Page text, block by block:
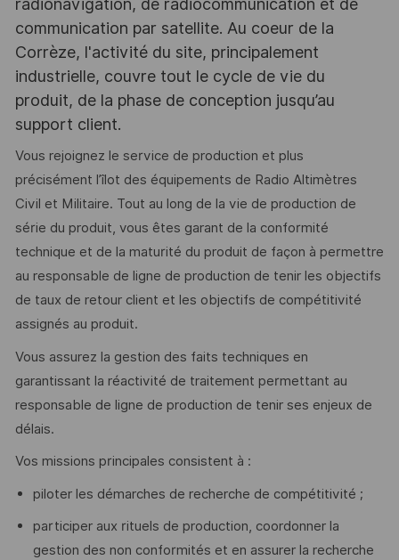
radionavigation, de radiocommunication et de
communication par satellite. Au coeur de la
Corrèze, l'activité du site, principalement
industrielle, couvre tout le cycle de vie du
produit, de la phase de conception jusqu’au
support client.
Vous rejoignez le service de production et plus
précisément l’îlot des équipements de Radio Altimètres
Civil et Militaire. Tout au long de la vie de production de
série du produit, vous êtes garant de la conformité
technique et de la maturité du produit de façon à permettre
au responsable de ligne de production de tenir les objectifs
de taux de retour client et les objectifs de compétitivité
assignés au produit.
Vous assurez la gestion des faits techniques en
garantissant la réactivité de traitement permettant au
responsable de ligne de production de tenir ses enjeux de
délais.
Vos missions principales consistent à :
piloter les démarches de recherche de compétitivité ;
participer aux rituels de production, coordonner la
gestion des non conformités et en assurer la recherche